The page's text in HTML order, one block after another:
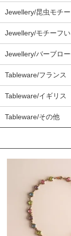
Jewellery/昆虫モチ
Jewellery/モチーフ
Jewellery/バーブロ
Tableware/フランス
Tableware/イギリス
Tableware/その他